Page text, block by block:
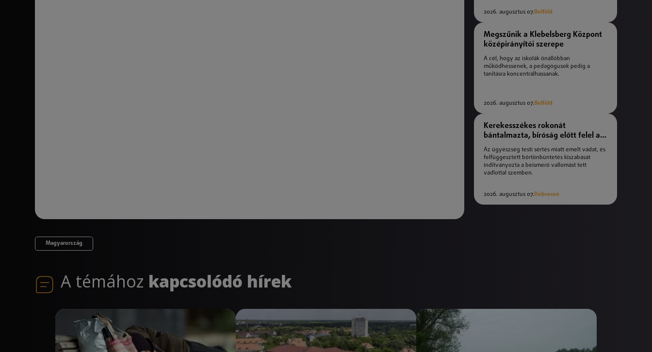
2026. augusztus 07.Belföld
Megszűnik a Klebelsberg Központ
középirányítói szerepe
A cél, hogy az iskolák önállóbban
működhessenek, a pedagógusok pedig a
tanításra koncentrálhassanak.
2026. augusztus 07.Belföld
Kerekesszékes rokonát
bántalmazta, bíróság előtt felel a
férfi
Az ügyészség testi sértés miatt emelt vádat, és
felfüggesztett börtönbüntetés kiszabását
indítványozta a beismerő vallomást tett
vádlottal szemben.
2026. augusztus 07.Debrecen
Magyarország
A témához kapcsolódó hírek